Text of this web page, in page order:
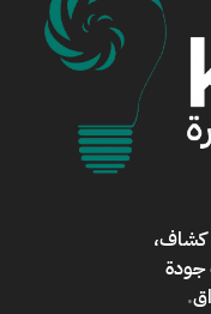
كشاف،
جودة
.